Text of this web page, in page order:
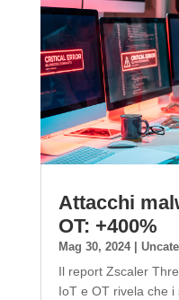
Attacchi
OT: +400%
Mag 30, 2024|
Il report Zscaler
IoT e OT rivela che